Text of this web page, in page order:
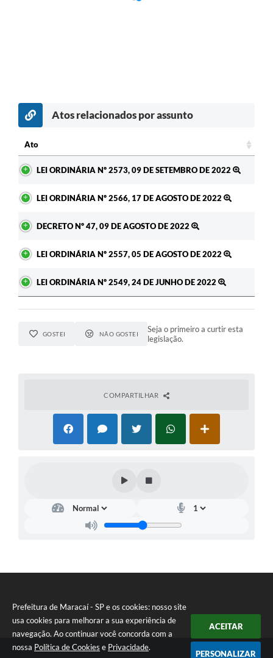
Prefeitura de Maracaí - SP e os cookies: nosso site
usa cookies para melhorar a sua experiência de
navegação. Ao continuar você concorda com a
nossa Política de Cookies e Privacidade.
ACEITAR
PERSONALIZAR
Atos relacionados por assunto
Ato
LEI ORDINÁRIA Nº 2573, 09 DE SETEMBRO DE 2022
LEI ORDINÁRIA Nº 2566, 17 DE AGOSTO DE 2022
DECRETO Nº 47, 09 DE AGOSTO DE 2022
LEI ORDINÁRIA Nº 2557, 05 DE AGOSTO DE 2022
LEI ORDINÁRIA Nº 2549, 24 DE JUNHO DE 2022
GOSTEI NÃO GOSTEI
Seja o primeiro a curtir esta
legislação.
COMPARTILHAR